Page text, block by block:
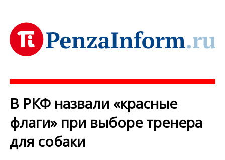
В РКФ назвали «красные
флаги» при выборе тренера
для собаки